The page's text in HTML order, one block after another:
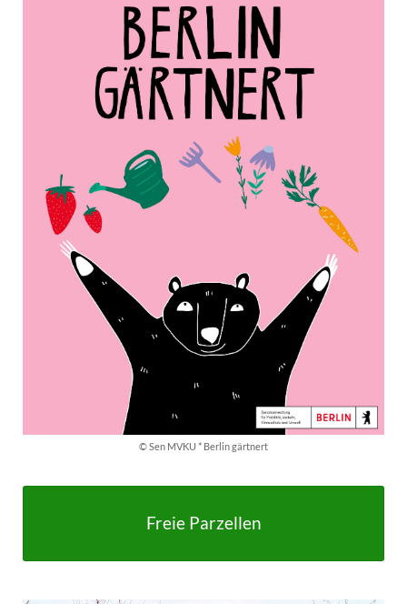
© Sen MVKU * Berlin gärtnert
Freie Parzellen